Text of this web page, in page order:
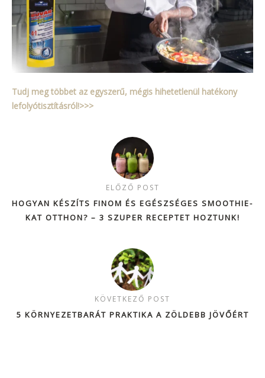
Tudj meg többet az egyszerű, mégis hihetetlenül hatékony
lefolyótisztításról!>>>
ELŐZŐ POST
HOGYAN KÉSZÍTS FINOM ÉS EGÉSZSÉGES SMOOTHIE-
KAT OTTHON? – 3 SZUPER RECEPTET HOZTUNK!
KÖVETKEZŐ POST
5 KÖRNYEZETBARÁT PRAKTIKA A ZÖLDEBB JÖVŐÉRT